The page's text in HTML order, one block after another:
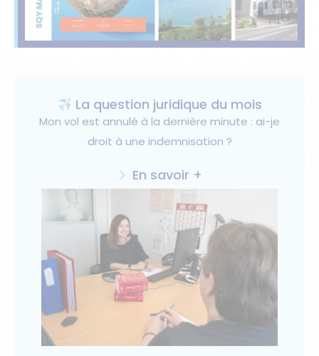
La question juridique du mois
Mon vol est annulé à la dernière minute : ai-je
droit à une indemnisation ?
En savoir +